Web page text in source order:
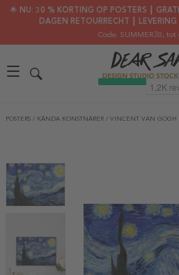
🌟 NU: 30 % KORTING OP POSTERS ┃
DAGEN RETOURRECHT ┃
Code: SUMMER30, tot
POSTERS / KÄNDA KONSTNÄRER / VINCENT VAN GOGH